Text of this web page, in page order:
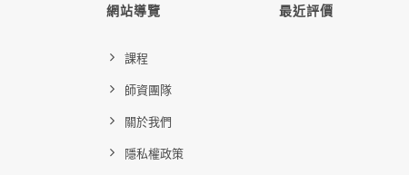
網站導覽
課程
師資團隊
關於我們
隱私權政策
最近評價